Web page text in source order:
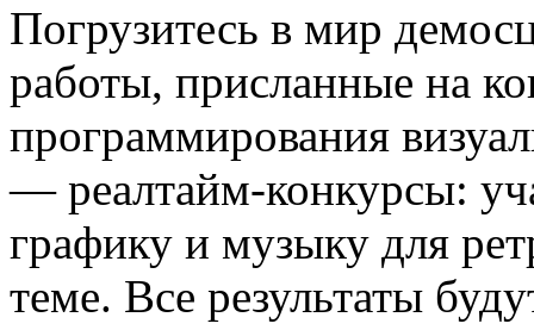
Погрузитесь в мир
работы, присланные на
программирования
— реалтайм-конкурсы:
графику и музыку для
теме. Все результаты